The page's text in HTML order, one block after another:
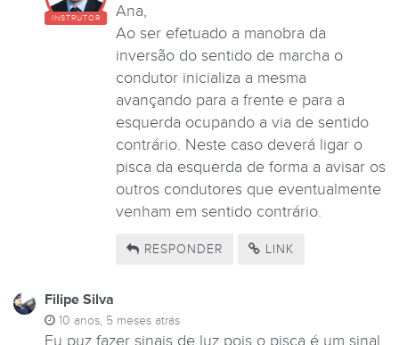
INSTRUTOR
Ana,
Ao ser efetuado a manobra da
inversão do sentido de marcha o
condutor inicializa a mesma
avançando para a frente e para a
esquerda ocupando a via de sentido
contrário. Neste caso deverá ligar o
pisca da esquerda de forma a avisar os
outros condutores que eventualmente
venham em sentido contrário.
RESPONDER LINK
Filipe Silva
10 anos, 5 meses atrás